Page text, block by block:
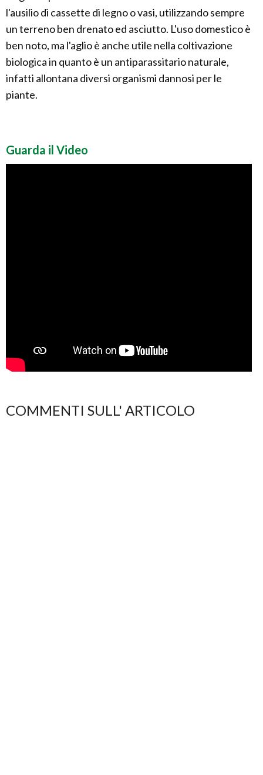
l'ausilio di cassette di legno o vasi, utilizzando sempre
un terreno ben drenato ed asciutto. L'uso domestico è
ben noto, ma l'aglio è anche utile nella coltivazione
biologica in quanto è un antiparassitario naturale,
infatti allontana diversi organismi dannosi per le
piante.
Guarda il Video
COMMENTI SULL' ARTICOLO